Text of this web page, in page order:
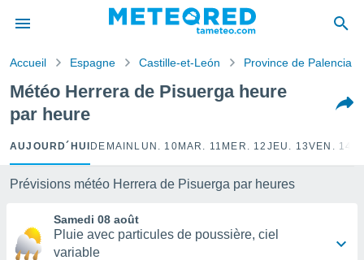
de
a
par
Accueil Espagne Castille-et-León Province de Palencia
Météo Herrera de Pisuerga heure
par heure
AUJOURD´HUI DEMAIN LUN. 10 MAR. 11 MER. 12 JEU. 13VEN. 14
Prévisions météo Herrera de Pisuerga par heures
Samedi 08 août
Pluie avec particules de poussière, ciel
variable